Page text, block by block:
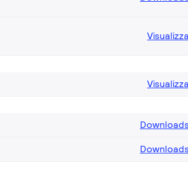
Visualizza
Visualizza